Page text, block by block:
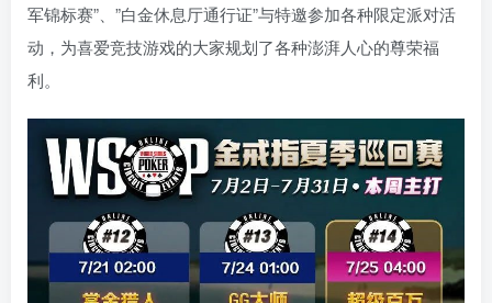
军锦标赛”、”白金休息厅通行证”与特邀参加各种限定派对活
动，为喜爱竞技游戏的大家规划了各种澎湃人心的尊荣福
利。